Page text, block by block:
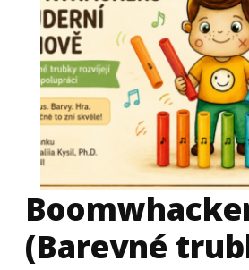
(Barevné